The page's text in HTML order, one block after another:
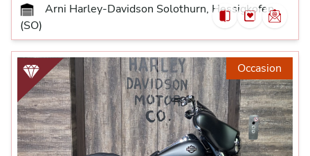
Arni Harley-Davidson Solothurn, Hessigkofen
(SO)
Occasion